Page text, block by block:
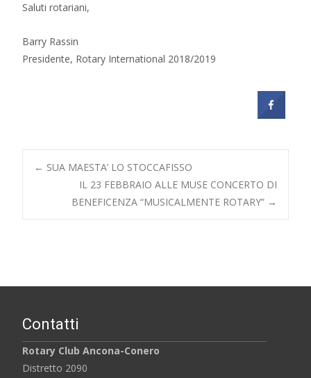
Saluti rotariani,
Barry Rassin
Presidente, Rotary International 2018/2019
Post
navigation
← SUA MAESTA’ LO STOCCAFISSO
IL 23 FEBBRAIO ALLE MUSE CONCERTO DI
BENEFICENZA “MUSICALMENTE ROTARY” →
Contatti
Rotary Club Ancona-Conero
Distretto 2090